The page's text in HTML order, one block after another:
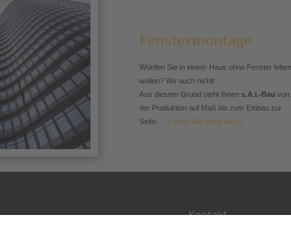
Fenstermontage
Würden Sie in einem Haus ohne Fenster leben
wollen? Wir auch nicht!
Aus diesem Grund steht Ihnen s.A.i.-Bau von
der Produktion auf Maß bis zum Einbau zur
Seite. Lesen Sie mehr dazu.
Kontakt